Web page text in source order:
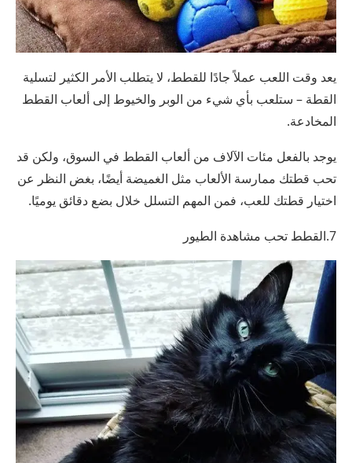
يعد وقت اللعب عملاً جادًا للقطط، لا يتطلب الأمر الكثير لتسلية
القطة – ستلعب بأي شيء من الوبر والخيوط إلى ألعاب القطط
المخادعة.
يوجد بالفعل مئات الآلاف من ألعاب القطط في السوق، ولكن قد
تحب قطتك ممارسة الألعاب مثل الغميضة أيضًا، بغض النظر عن
اختيار قطتك للعب، فمن المهم التسلل خلال بضع دقائق يوميًا.
7.القطط تحب مشاهدة الطيور